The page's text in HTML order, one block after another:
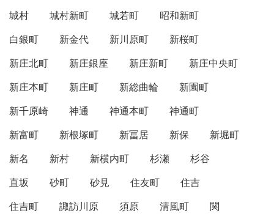
城村
城村新町 城若町
昭和新町
白銀町
新金代 新川原町
新桜町
新庄北町
新庄銀座 新庄新町
新庄中央町
新庄本町
新庄町 新総曲輪
新園町
新千原崎
神通 神通本町
神通町
新富町
新根塚町 新冨居 新保
新堀町
新名
新村 新横内町 杉瀬
杉谷
直坂
砂町 砂見 住友町
住吉
住吉町
諏訪川原 須原 清風町
関